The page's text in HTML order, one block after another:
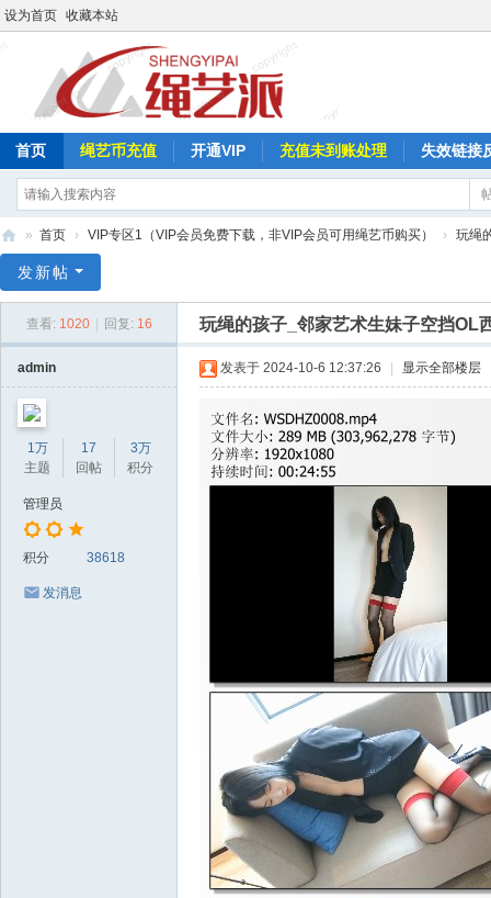
设为首页 收藏本站
首页 绳艺币充值 开通VIP 充值未到账处理 失效链接
艺
» 首页 › VIP专区1（VIP会员免费下载，非VIP会员可用绳艺币购买） › 玩绳
发新帖
查看: 1020 回复: 16 玩绳的孩子_邻家艺术生妹子空挡OL
admin
1万
主题
17
回帖
3万
积分
管理员
积分 38618
发消息
发表于 2024-10-6 12:37:26 显示全部楼层